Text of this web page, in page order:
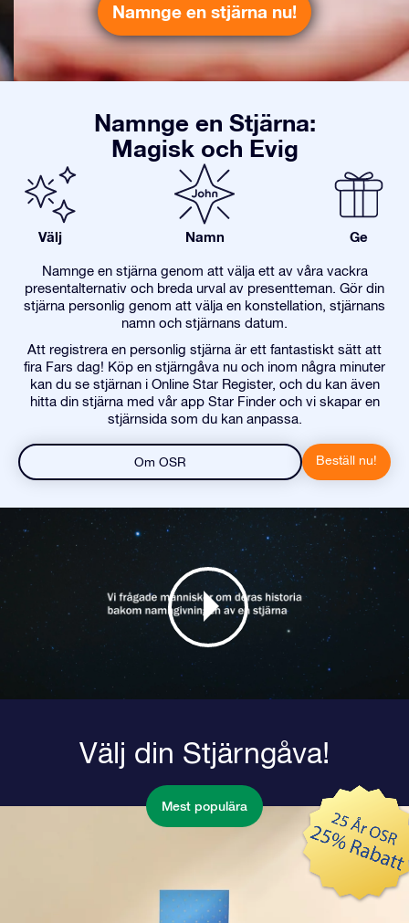
Namnge en stjärna nu!
Namnge en Stjärna:
Magisk och Evig
Välj Namn Ge
Namnge en stjärna genom att välja ett av våra vackra
presentalternativ och breda urval av presentteman. Gör din
stjärna personlig genom att välja en konstellation, stjärnans
namn och stjärnans datum.
Att registrera en personlig stjärna är ett fantastiskt sätt att
fira Fars dag! Köp en stjärngåva nu och inom några minuter
kan du se stjärnan i Online Star Register, och du kan även
hitta din stjärna med vår app Star Finder och vi skapar en
stjärnsida som du kan anpassa.
Om OSR Beställ nu!
Välj din Stjärngåva!
Mest populära